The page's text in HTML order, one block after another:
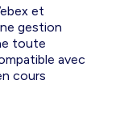
et
gestion
toute
avec
cours